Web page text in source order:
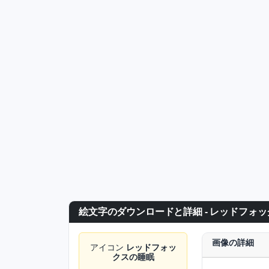
絵文字のダウンロードと詳細 - レッドフォ
アイコン レッドフォッ
クスの睡眠
画像の詳細